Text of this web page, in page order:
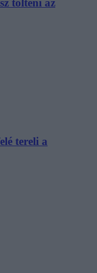
tölteni az
tereli a